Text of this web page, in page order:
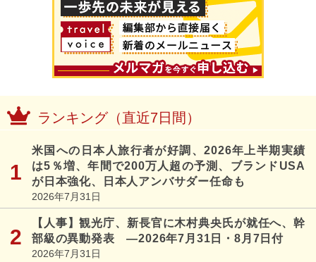
ランキング（直近7日間）
米国への日本人旅行者が好調、2026年上半期実績
は5％増、年間で200万人超の予測、ブランドUSA
が日本強化、日本人アンバサダー任命も
2026年7月31日
【人事】観光庁、新長官に木村典央氏が就任へ、幹
部級の異動発表 ―2026年7月31日・8月7日付
2026年7月31日